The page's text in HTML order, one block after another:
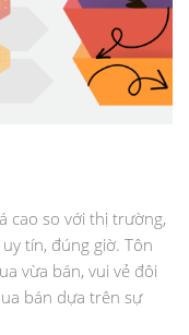
cao so với thị trường,
tín, đúng giờ. Tôn
vừa bán, vui vẻ đôi
bán dựa trên sự